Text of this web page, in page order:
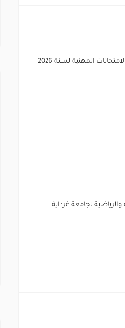
المهنية لسنة 2026
لجامعة غرداية